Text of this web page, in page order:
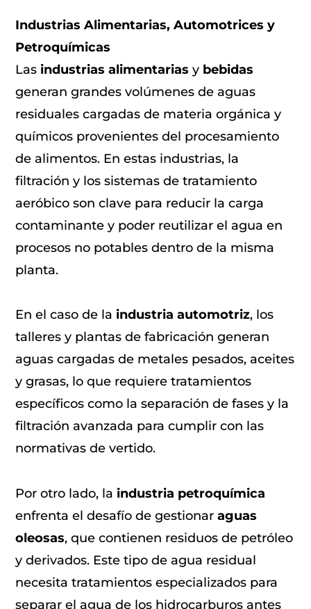
Industrias Alimentarias, Automotrices y
Petroquímicas
Las industrias alimentarias y bebidas
generan grandes volúmenes de aguas
residuales cargadas de materia orgánica y
químicos provenientes del procesamiento
de alimentos. En estas industrias, la
filtración y los sistemas de tratamiento
aeróbico son clave para reducir la carga
contaminante y poder reutilizar el agua en
procesos no potables dentro de la misma
planta.
En el caso de la industria automotriz, los
talleres y plantas de fabricación generan
aguas cargadas de metales pesados, aceites
y grasas, lo que requiere tratamientos
específicos como la separación de fases y la
filtración avanzada para cumplir con las
normativas de vertido.
Por otro lado, la industria petroquímica
enfrenta el desafío de gestionaraguas
oleosas, que contienen residuos de petróleo
y derivados. Este tipo de agua residual
necesita tratamientos especializados para
separar el agua de los hidrocarburos antes